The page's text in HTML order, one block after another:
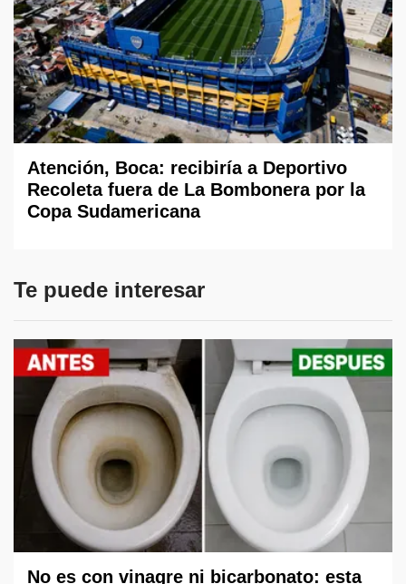
Atención, Boca: recibiría a Deportivo
Recoleta fuera de La Bombonera por la
Copa Sudamericana
Te puede interesar
No es con vinagre ni bicarbonato: esta